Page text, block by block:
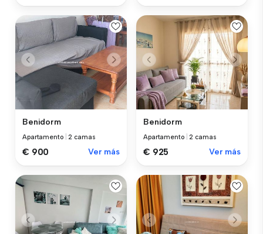
Benidorm
Apartamento |2 camas
€ 900 Ver más
Benidorm
Apartamento |2 camas
€ 925 Ver más